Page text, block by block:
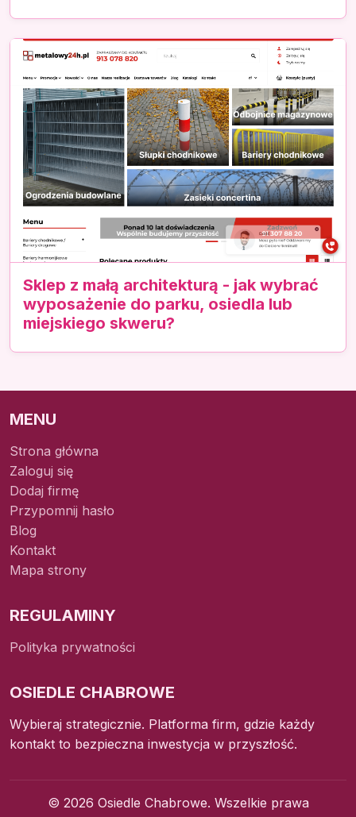
Sklep z małą architekturą - jak wybrać
wyposażenie do parku, osiedla lub
miejskiego skweru?
MENU
Strona główna
Zaloguj się
Dodaj firmę
Przypomnij hasło
Blog
Kontakt
Mapa strony
REGULAMINY
Polityka prywatności
OSIEDLE CHABROWE
Wybieraj strategicznie. Platforma firm, gdzie każdy
kontakt to bezpieczna inwestycja w przyszłość.
© 2026 Osiedle Chabrowe. Wszelkie prawa